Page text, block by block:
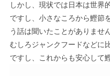
しかし、現状では日本は世界
ですし、小さなころから鰹節
う話は聞いたことがありません
むしろジャンクフードなどに
ですし、これからも安心して